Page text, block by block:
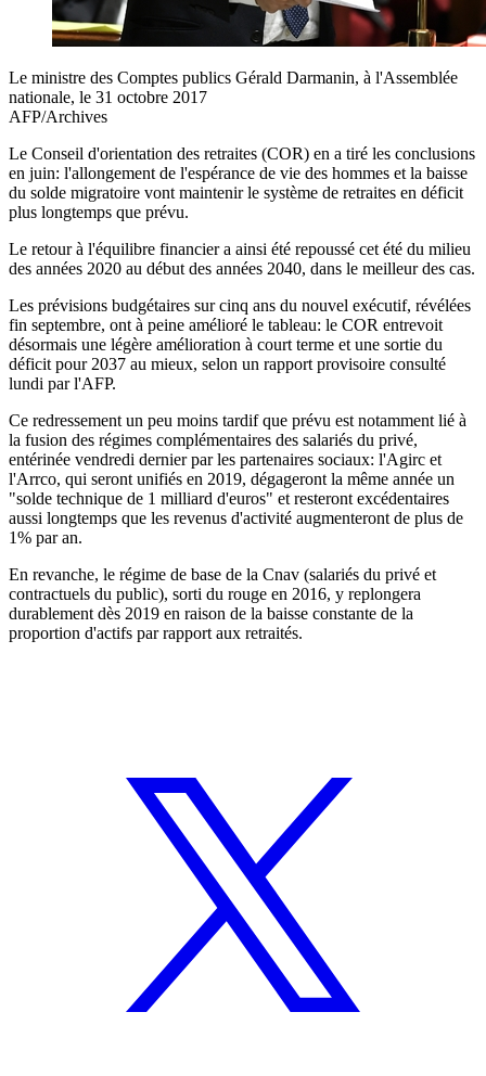
Le ministre des Comptes publics Gérald Darmanin, à l'Assemblée
nationale, le 31 octobre 2017
AFP/Archives
Le Conseil d'orientation des retraites (COR) en a tiré les conclusions
en juin: l'allongement de l'espérance de vie des hommes et la baisse
du solde migratoire vont maintenir le système de retraites en déficit
plus longtemps que prévu.
Le retour à l'équilibre financier a ainsi été repoussé cet été du milieu
des années 2020 au début des années 2040, dans le meilleur des cas.
Les prévisions budgétaires sur cinq ans du nouvel exécutif, révélées
fin septembre, ont à peine amélioré le tableau: le COR entrevoit
désormais une légère amélioration à court terme et une sortie du
déficit pour 2037 au mieux, selon un rapport provisoire consulté
lundi par l'AFP.
Ce redressement un peu moins tardif que prévu est notamment lié à
la fusion des régimes complémentaires des salariés du privé,
entérinée vendredi dernier par les partenaires sociaux: l'Agirc et
l'Arrco, qui seront unifiés en 2019, dégageront la même année un
"solde technique de 1 milliard d'euros" et resteront excédentaires
aussi longtemps que les revenus d'activité augmenteront de plus de
1% par an.
En revanche, le régime de base de la Cnav (salariés du privé et
contractuels du public), sorti du rouge en 2016, y replongera
durablement dès 2019 en raison de la baisse constante de la
proportion d'actifs par rapport aux retraités.